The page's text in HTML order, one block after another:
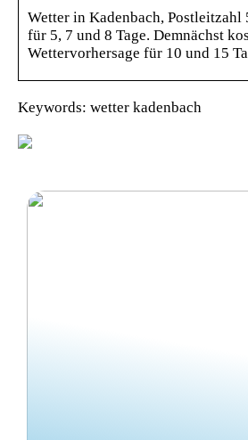
Wetter in Kadenbach, Postleitzahl
für 5, 7 und 8 Tage. Demnächst
Wettervorhersage für 10 und 15
Keywords: wetter kadenbach